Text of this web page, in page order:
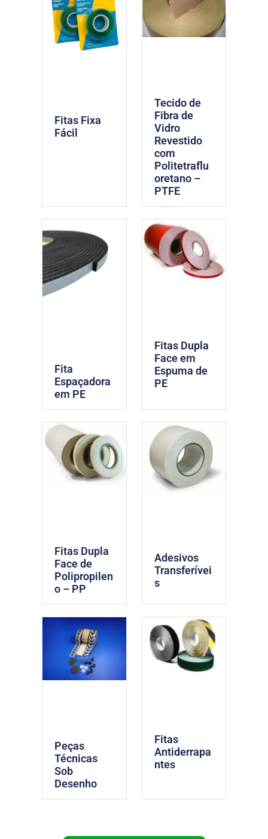
Fitas Fixa
Fácil
Tecido de
Fibra de
Vidro
Revestido
com
Politetraflu
oretano –
PTFE
Fita
Espaçadora
em PE
Fitas Dupla
Face em
Espuma de
PE
Fitas Dupla
Face de
Polipropilen
o – PP
Adesivos
Transferívei
s
Peças
Técnicas
Sob
Desenho
Fitas
Antiderrapa
ntes